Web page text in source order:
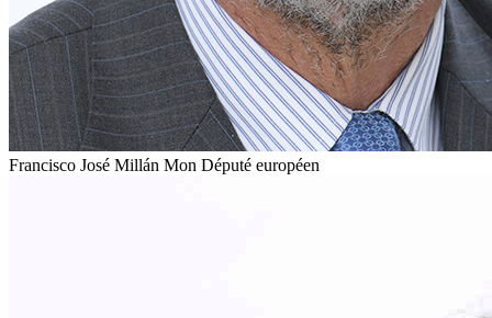
Francisco José Millán Mon Député européen